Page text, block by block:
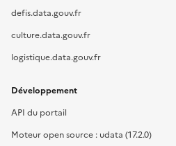
defis.data.gouv.fr
culture.data.gouv.fr
logistique.data.gouv.fr
Développement
API du portail
Moteur open source : udata (17.2.0)